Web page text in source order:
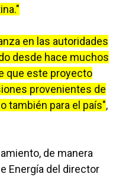
en las autoridades
desde hace muchos
que este proyecto
provenientes de
también para el país",
de manera
Energía del director